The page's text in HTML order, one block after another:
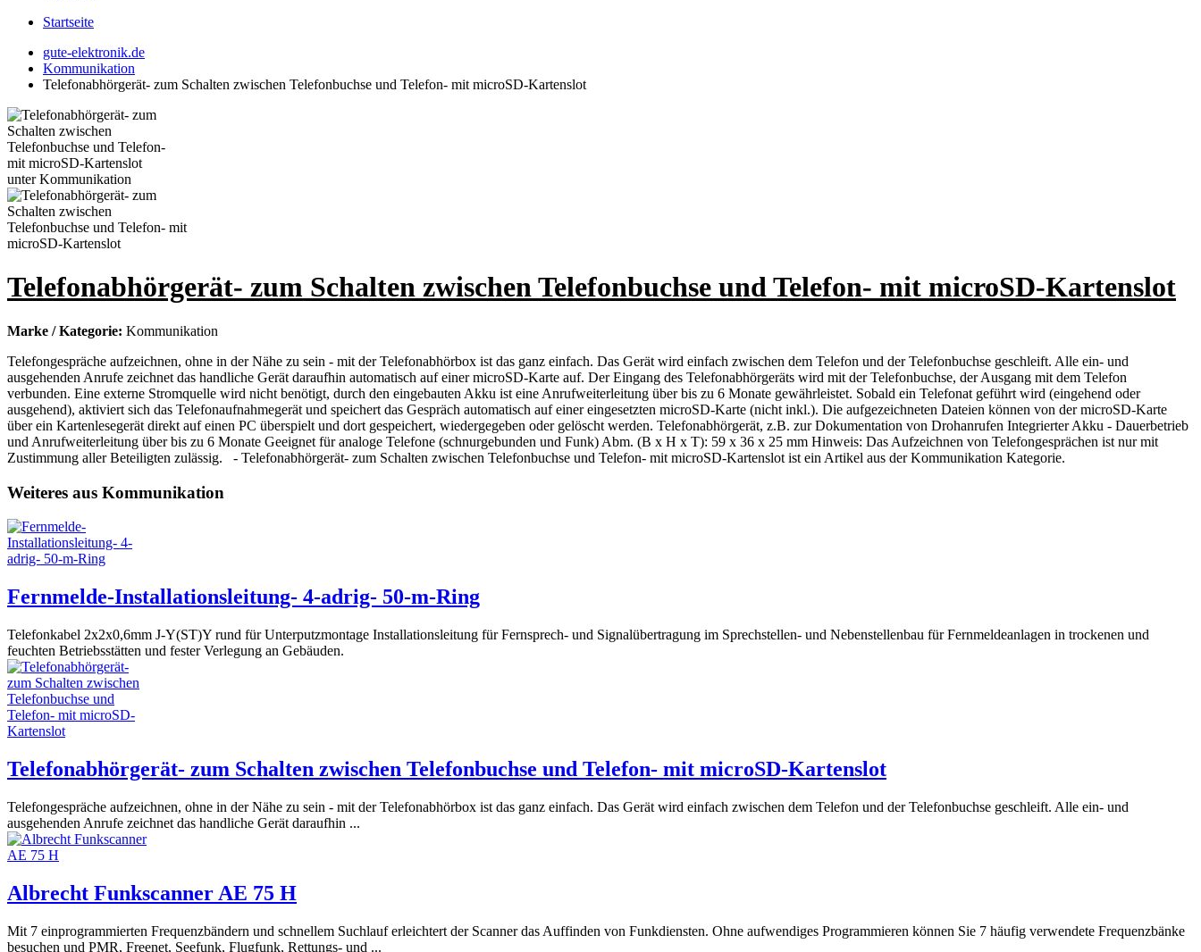
Startseite
gute-elektronik.de
Kommunikation
Telefonabhörgerät- zum Schalten zwischen Telefonbuchse und Telefon- mit microSD-Kartenslot
Telefonabhörgerät- zum Schalten zwischen Telefonbuchse und Telefon- mit microSD-Kartenslot
Marke / Kategorie: Kommunikation
Telefongespräche aufzeichnen, ohne in der Nähe zu sein - mit der Telefonabhörbox ist das ganz einfach. Das Gerät wird einfach zwischen dem Telefon und der Telefonbuchse geschleift. Alle ein- und
ausgehenden Anrufe zeichnet das handliche Gerät daraufhin automatisch auf einer microSD-Karte auf. Der Eingang des Telefonabhörgeräts wird mit der Telefonbuchse, der Ausgang mit dem Telefon
verbunden. Eine externe Stromquelle wird nicht benötigt, durch den eingebauten Akku ist eine Anrufweiterleitung über bis zu 6 Monate gewährleistet. Sobald ein Telefonat geführt wird (eingehend oder
ausgehend), aktiviert sich das Telefonaufnahmegerät und speichert das Gespräch automatisch auf einer eingesetzten microSD-Karte (nicht inkl.). Die aufgezeichneten Dateien können von der microSD-Karte
über ein Kartenlesegerät direkt auf einen PC überspielt und dort gespeichert, wiedergegeben oder gelöscht werden. Telefonabhörgerät, z.B. zur Dokumentation von Drohanrufen Integrierter Akku - Dauerbetrieb
und Anrufweiterleitung über bis zu 6 Monate Geeignet für analoge Telefone (schnurgebunden und Funk) Abm. (B x H x T): 59 x 36 x 25 mm Hinweis: Das Aufzeichnen von Telefongesprächen ist nur mit
Zustimmung aller Beteiligten zulässig. - Telefonabhörgerät- zum Schalten zwischen Telefonbuchse und Telefon- mit microSD-Kartenslot ist ein Artikel aus der Kommunikation Kategorie.
Weiteres aus Kommunikation
Fernmelde-Installationsleitung- 4-adrig- 50-m-Ring
Telefonkabel 2x2x0,6mm J-Y(ST)Y rund für Unterputzmontage Installationsleitung für Fernsprech- und Signalübertragung im Sprechstellen- und Nebenstellenbau für Fernmeldeanlagen in trockenen und
feuchten Betriebsstätten und fester Verlegung an Gebäuden.
Telefonabhörgerät- zum Schalten zwischen Telefonbuchse und Telefon- mit microSD-Kartenslot
Telefongespräche aufzeichnen, ohne in der Nähe zu sein - mit der Telefonabhörbox ist das ganz einfach. Das Gerät wird einfach zwischen dem Telefon und der Telefonbuchse geschleift. Alle ein- und
ausgehenden Anrufe zeichnet das handliche Gerät daraufhin ...
Albrecht Funkscanner AE 75 H
Mit 7 einprogrammierten Frequenzbändern und schnellem Suchlauf erleichtert der Scanner das Auffinden von Funkdiensten. Ohne aufwendiges Programmieren können Sie 7 häufig verwendete Frequenzbänke
besuchen und PMR, Freenet, Seefunk, Flugfunk, Rettungs- und ...